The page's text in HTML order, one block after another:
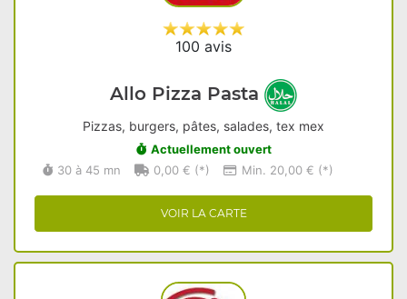
100 avis
Allo Pizza Pasta
Pizzas, burgers, pâtes, salades, tex mex
Actuellement ouvert
30 à 45 mn
0,00 € (*) Min. 20,00 € (*)
VOIR LA CARTE